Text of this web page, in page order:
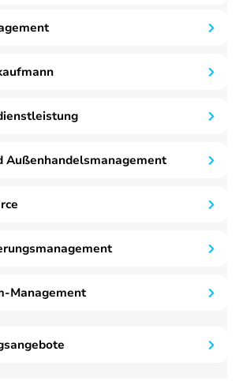
Außenhandelsmanagement
Management